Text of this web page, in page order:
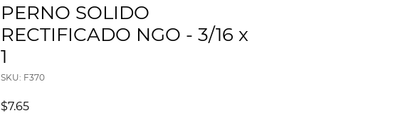
PERNO SOLIDO
RECTIFICADO NGO - 3/16 x
1
SKU: F370
$7.65Precio